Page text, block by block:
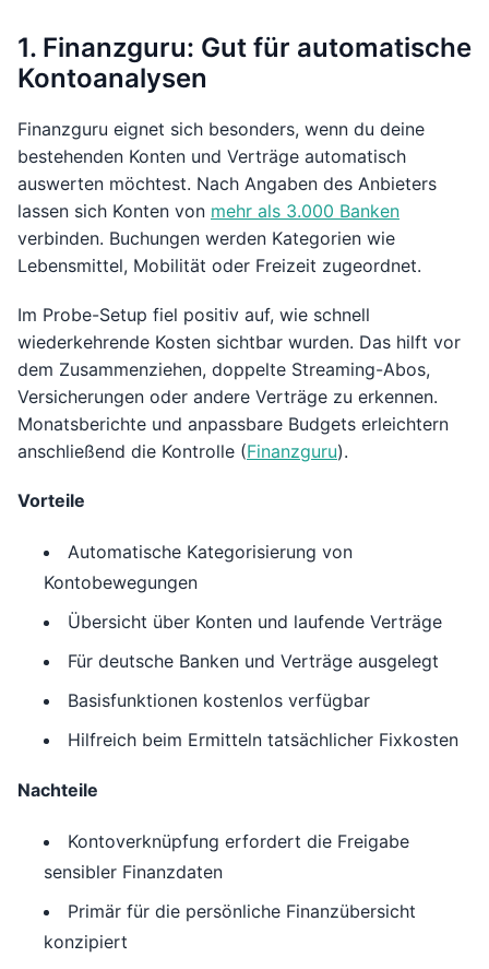
1. Finanzguru: Gut für automatische
Kontoanalysen
Finanzguru eignet sich besonders, wenn du deine
bestehenden Konten und Verträge automatisch
auswerten möchtest. Nach Angaben des Anbieters
lassen sich Konten von mehr als 3.000 Banken
verbinden. Buchungen werden Kategorien wie
Lebensmittel, Mobilität oder Freizeit zugeordnet.
Im Probe-Setup fiel positiv auf, wie schnell
wiederkehrende Kosten sichtbar wurden. Das hilft vor
dem Zusammenziehen, doppelte Streaming-Abos,
Versicherungen oder andere Verträge zu erkennen.
Monatsberichte und anpassbare Budgets erleichtern
anschließend die Kontrolle (Finanzguru).
Vorteile
Automatische Kategorisierung von
Kontobewegungen
Übersicht über Konten und laufende Verträge
Für deutsche Banken und Verträge ausgelegt
Basisfunktionen kostenlos verfügbar
Hilfreich beim Ermitteln tatsächlicher Fixkosten
Nachteile
Kontoverknüpfung erfordert die Freigabe
sensibler Finanzdaten
Primär für die persönliche Finanzübersicht
konzipiert